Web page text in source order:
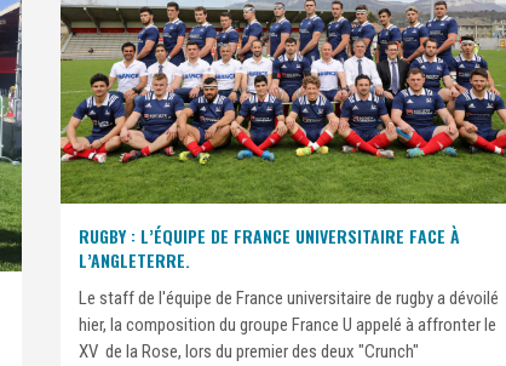
RUGBY : L’ÉQUIPE DE FRANCE UNIVERSITAIRE FACE À
L’ANGLETERRE.
Le staff de l'équipe de France universitaire de rugby a dévoilé
hier, la composition du groupe France U appelé à affronter le
XV de la Rose, lors du premier des deux "Crunch"